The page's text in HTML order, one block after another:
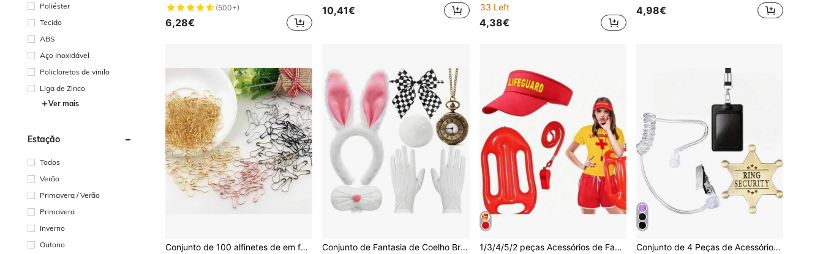
Poliéster
Tecido
ABS
Aço Inoxidável
Policloretos de vinilo
Liga de Zinco
Ver mais
Estação
Todos
Verão
Primavera / Verão
Primavera
Inverno
Outono
(500+)
6,28€
10,41€
33 Left
4,38€
4,98€
Conjunto de 100 alfinetes de em formato de cabaça, 22x10mm, em metal preto bronze. Ideais para confecção de bijuterias, acessórios de vestuário, camisetas, jaquetas, fantasias de Natal e Halloween. Divertidos e charmosos, perfeitos para presentear professores.
Conjunto de Fantasia de Coelho Branco com 6 Peças - Cosplay de Halloween para Mulher e Homem com Orelhas de Coelho, Cauda, Nariz, Gravata, Luvas e Relógio de Bolso
1/3/4/5/2 peças Acessórios de Fantasia de Salva-vidas Plano, Incluindo Chapéu Ajustável, Boia Salva-vidas Insuflável e Apito, Adequado para Role Play de Salva-vidas de Praia Adulto, Halloween, Carnaval e Outras Ocasiões, Festa
Conjunto de 4 Peças de Acessórios para Fantasia - Distintivo, Gravata com Fecho Ajustável, Auscultadores - Fantasia - Adequado para Role Play, Festa de Halloween, Fantasia, Conjunto de Fantasia para Role Play de Feriados, Adereços de Fantasia